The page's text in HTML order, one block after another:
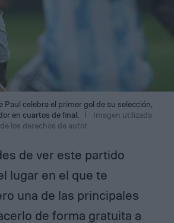
Paul celebra el primer gol de su selección,
en cuartos de final.
Imagen utilizada
los derechos de autor
de ver este partido
lugar en el que te
una de las principales
de forma gratuita a